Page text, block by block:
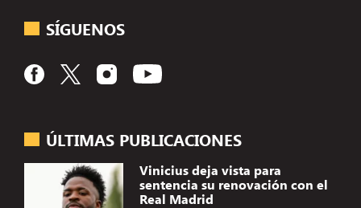
ÚLTIMAS PUBLICACIONES
Vinicius deja vista para
sentencia su renovación con el
Real Madrid
SÍGUENOS